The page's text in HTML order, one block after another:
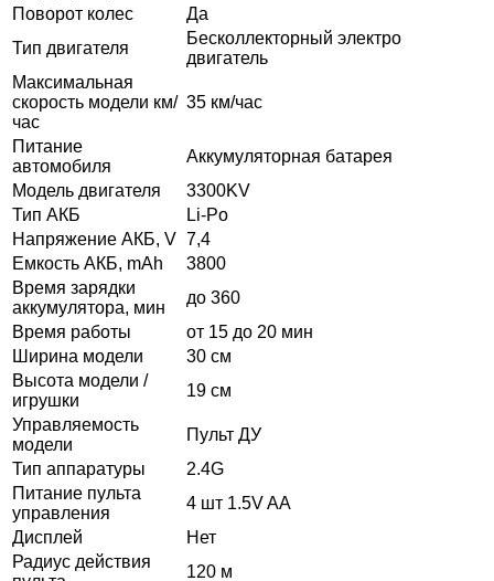
Поворот колес
Да
Тип двигателя
Бесколлекторный электро
двигатель
Максимальная
скорость модели км/
час
35 км/час
Питание
автомобиля
Аккумуляторная батарея
Модель двигателя
3300KV
Тип АКБ
Li-Po
Напряжение АКБ, V 7,4
Емкость АКБ, mAh
3800
Время зарядки
аккумулятора, мин
до 360
Время работы
от 15 до 20 мин
Ширина модели
30 см
Высота модели /
игрушки
19 см
Управляемость
модели
Пульт ДУ
Тип аппаратуры
2.4G
Питание пульта
управления
4 шт 1.5V AA
Дисплей
Нет
Радиус действия
120 м